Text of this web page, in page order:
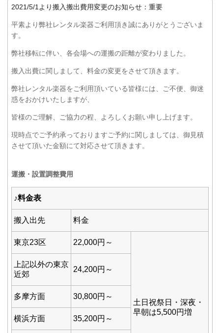
2021/5/1より搬入搬出費用変更のお知らせ：重要
平素より弊社レンタル楽器ご利用頂き誠にありがとうございま
す。
弊社移転に伴い、各会場への運搬の距離が変わりました。
搬入出費に関しまして、料金の変更をさせて頂きます。
弊社レンタル楽器をご利用頂いている皆様には、ご不便、御迷
惑をおかけいたしますが、
皆様のご理解、ご協力の程、よろしくお願い申し上げます。
現時点でご予約承っておりますご予約に関しましては、御見積
させて頂いた金額にて対応させて頂きます。
運搬・設置調整費用
♪料金表
搬入出先 料金
東京23区 22,000円～
土日祝祭日・深夜・
早朝は5,500円増
上記以外の東京
近郊
24,200円～
多摩方面 30,800円～
横浜方面 35,200円～